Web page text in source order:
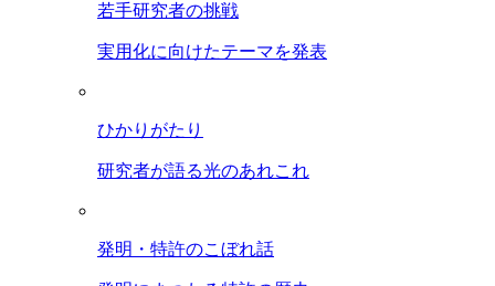
若手研究者の挑戦
実用化に向けたテーマを発表
ひかりがたり
研究者が語る光のあれこれ
発明・特許のこぼれ話